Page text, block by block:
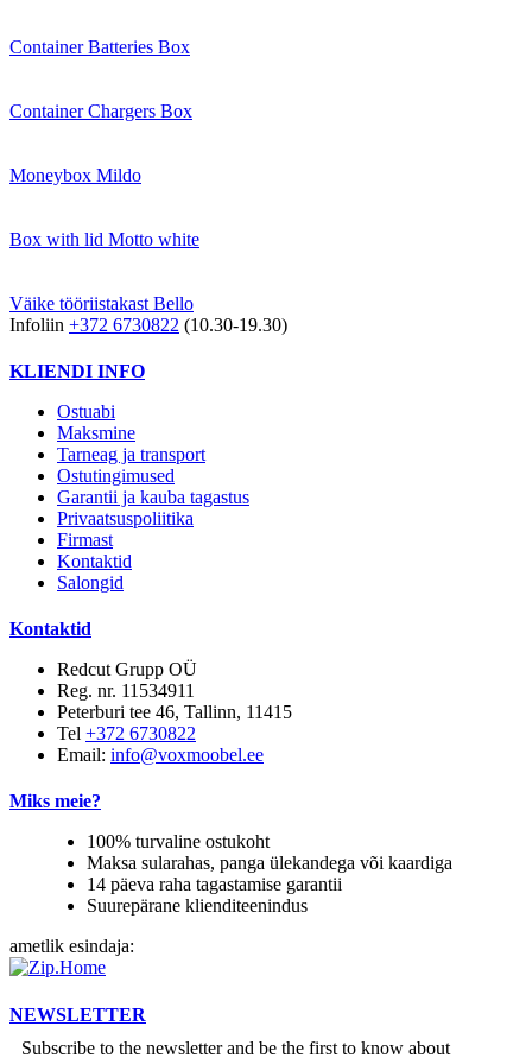
Container Batteries Box
Container Chargers Box
Moneybox Mildo
Box with lid Motto white
Väike tööriistakast Bello
Infoliin +372 6730822 (10.30-19.30)
KLIENDI INFO
Ostuabi
Maksmine
Tarneag ja transport
Ostutingimused
Garantii ja kauba tagastus
Privaatsuspoliitika
Firmast
Kontaktid
Salongid
Kontaktid
Redcut Grupp OÜ
Reg. nr. 11534911
Peterburi tee 46, Tallinn, 11415
Tel +372 6730822
Email: info@voxmoobel.ee
Miks meie?
100% turvaline ostukoht
Maksa sularahas, panga ülekandega või kaardiga
14 päeva raha tagastamise garantii
Suurepärane klienditeenindus
ametlik esindaja:
NEWSLETTER
Subscribe to the newsletter and be the first to know about